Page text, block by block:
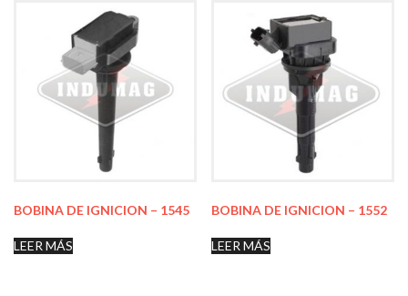
BOBINA DE IGNICION – 1545
LEER MÁS
BOBINA DE IGNICION – 1552
LEER MÁS